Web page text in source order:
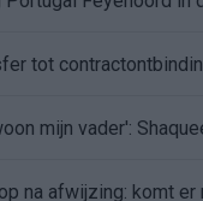
tot
mijn vader':
na afwijzing: komt er